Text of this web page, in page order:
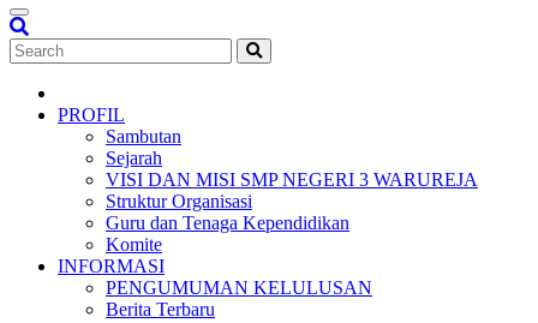
PROFIL
Sambutan
Sejarah
VISI DAN MISI SMP NEGERI 3 WARUREJA
Struktur Organisasi
Guru dan Tenaga Kependidikan
Komite
INFORMASI
PENGUMUMAN KELULUSAN
Berita Terbaru